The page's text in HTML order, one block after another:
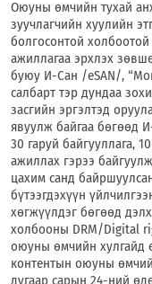
Оюуны өмчийн тухай
зуучлагчийн хуулийн
болгосонтой
ажиллагаа эрхлэх
буюу И-Сан /eSAN/,
салбарт тэр дундаа
засгийн эргэлтэд
явуулж байгаа бөгөөд
30 гаруй байгууллага,
ажиллах гэрээ
цахим санд
бүтээгдэхүүн
хөгжүүлдэг бөгөөд
холбооны DRM/Digital
оюуны өмчийн хулгайд
контентын оюуны
дугаар сарын 24-ний